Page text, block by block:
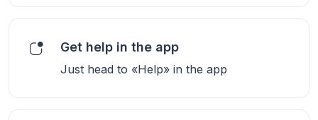
Get help in the app
Just head to «Help» in the app